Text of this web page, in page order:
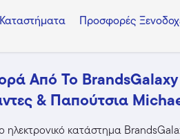
Καταστήματα Προσφορές
Από Το
& Παπούτσια
κατάστημα